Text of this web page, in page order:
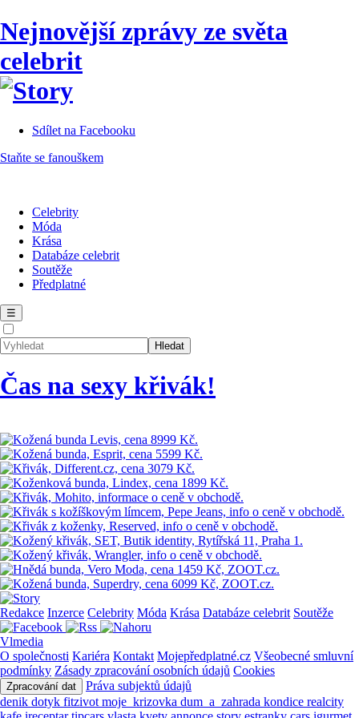
Nejnovější zprávy ze světa
celebrit
Sdílet na Facebooku
Staňte se fanouškem
Celebrity
Móda
Krása
Databáze celebrit
Soutěže
Předplatné
☰
Čas na sexy křivák!
Redakce Inzerce Celebrity Móda Krása Databáze celebrit Soutěže
Vlmedia
O společnosti Kariéra Kontakt Mojepředplatné.cz Všeobecné smluvní
podmínky Zásady zpracování osobních údajů Cookies
Zpracování dat
Práva subjektů údajů
denik dotyk fitzivot moje_krizovka dum_a_zahrada kondice realcity